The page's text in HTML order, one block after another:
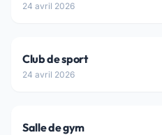
24 avril 2026
Club de sport
24 avril 2026
Salle de gym